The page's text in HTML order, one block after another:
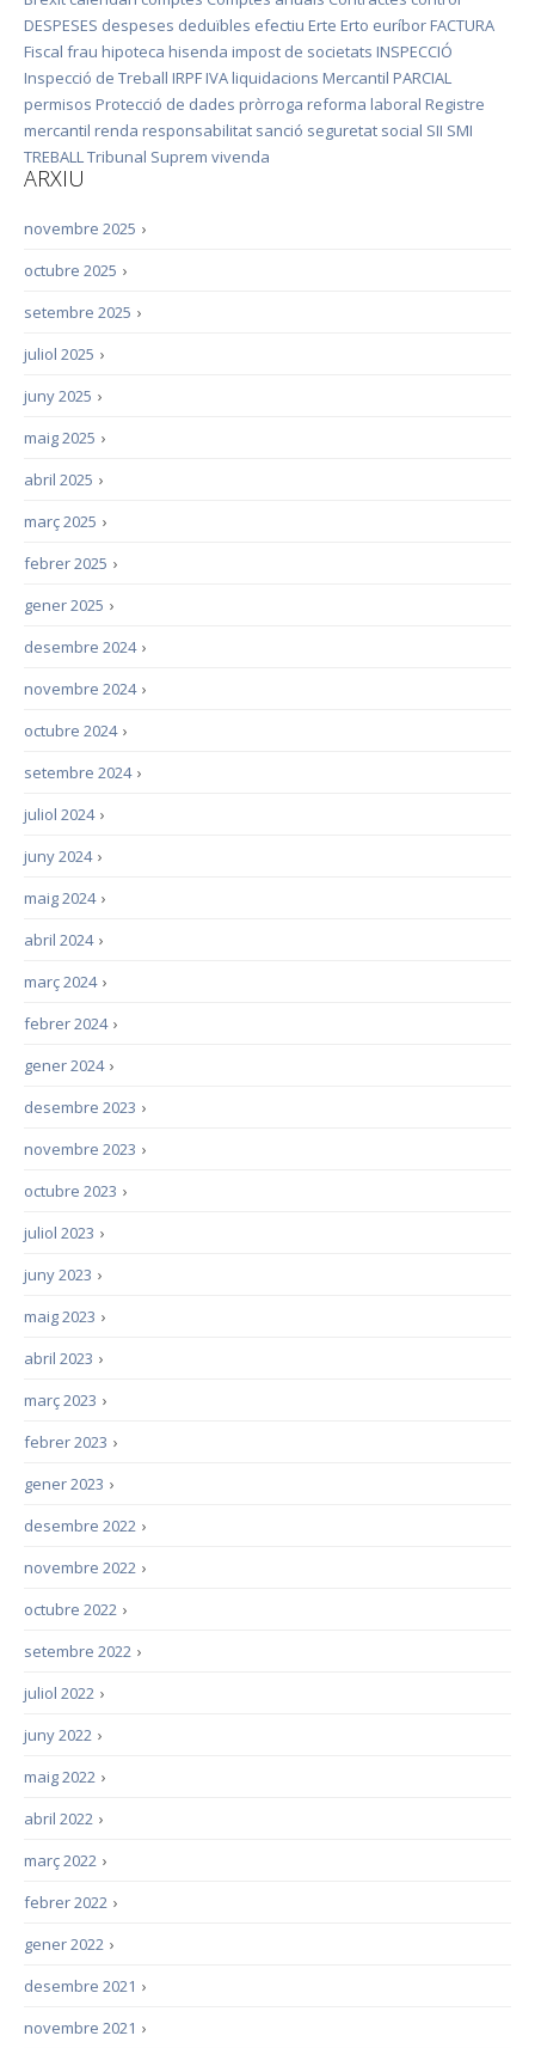
DESPESES despeses deduïbles efectiu Erte Erto euríbor FACTURA
Fiscal frau hipoteca hisenda impost de societats INSPECCIÓ
Inspecció de Treball IRPF IVA liquidacions Mercantil PARCIAL
permisos Protecció de dades pròrroga reforma laboral Registre
mercantil renda responsabilitat sanció seguretat social SII SMI
TREBALLTribunal Suprem vivenda
ARXIU
›
novembre 2025
›
octubre 2025
›
setembre 2025
›
juliol 2025
›
juny 2025
›
maig 2025
›
abril 2025
›
març 2025
›
febrer 2025
›
gener 2025
›
desembre 2024
›
novembre 2024
›
octubre 2024
›
setembre 2024
›
juliol 2024
›
juny 2024
›
maig 2024
›
abril 2024
›
març 2024
›
febrer 2024
›
gener 2024
›
desembre 2023
›
novembre 2023
›
octubre 2023
›
juliol 2023
›
juny 2023
›
maig 2023
›
abril 2023
›
març 2023
›
febrer 2023
›
gener 2023
›
desembre 2022
›
novembre 2022
›
octubre 2022
›
setembre 2022
›
juliol 2022
›
juny 2022
›
maig 2022
›
abril 2022
›
març 2022
›
febrer 2022
›
gener 2022
›
desembre 2021
›
novembre 2021